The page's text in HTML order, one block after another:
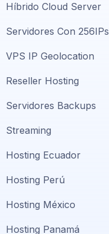
Híbrido Cloud Server
Servidores Con 256IPs
VPS IP Geolocation
Reseller Hosting
Servidores Backups
Streaming
Hosting Ecuador
Hosting Perú
Hosting México
Hosting Panamá